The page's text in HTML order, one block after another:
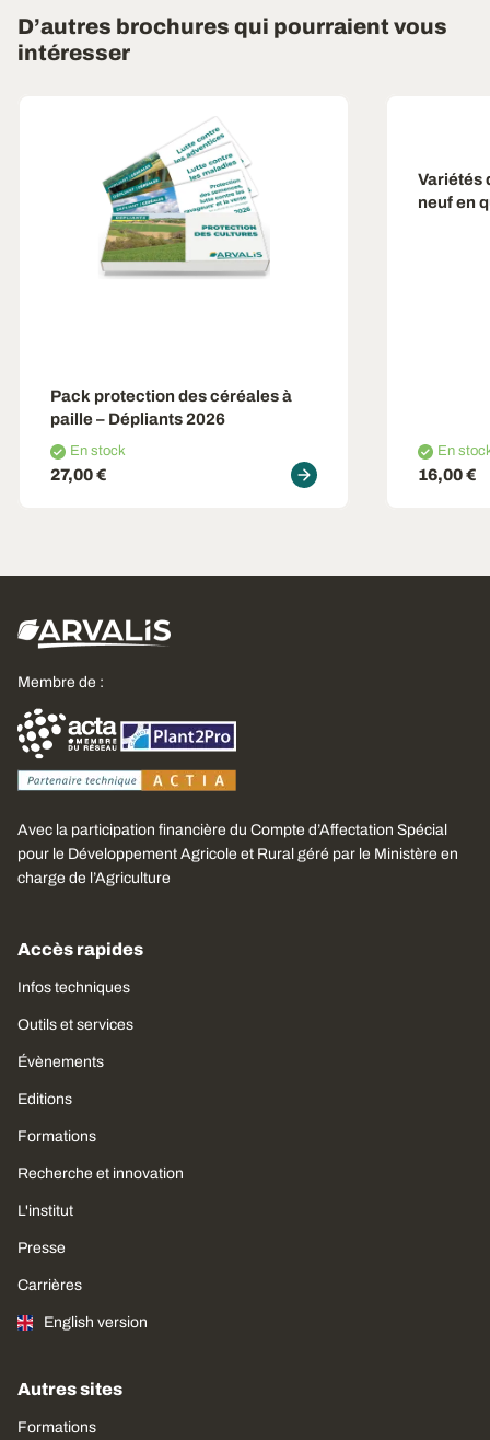
D’autres brochures qui pourraient vous
intéresser
Pack protection des céréales à
paille – Dépliants 2026
En stock
27,00 €
Variétés
neuf en
En
16,00 €
Membre de :
Avec la participation financière du Compte d’Affectation Spécial
pour le Développement Agricole et Rural géré par le Ministère en
charge de l’Agriculture
Accès rapides
Infos techniques
Outils et services
Évènements
Editions
Formations
Recherche et innovation
L'institut
Presse
Carrières
English version
Autres sites
Formations